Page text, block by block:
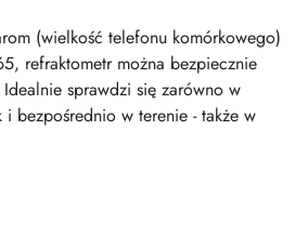
(wielkość telefonu komórkowego)
refraktometr można bezpiecznie
sprawdzi się zarówno w
bezpośrednio w terenie - także w